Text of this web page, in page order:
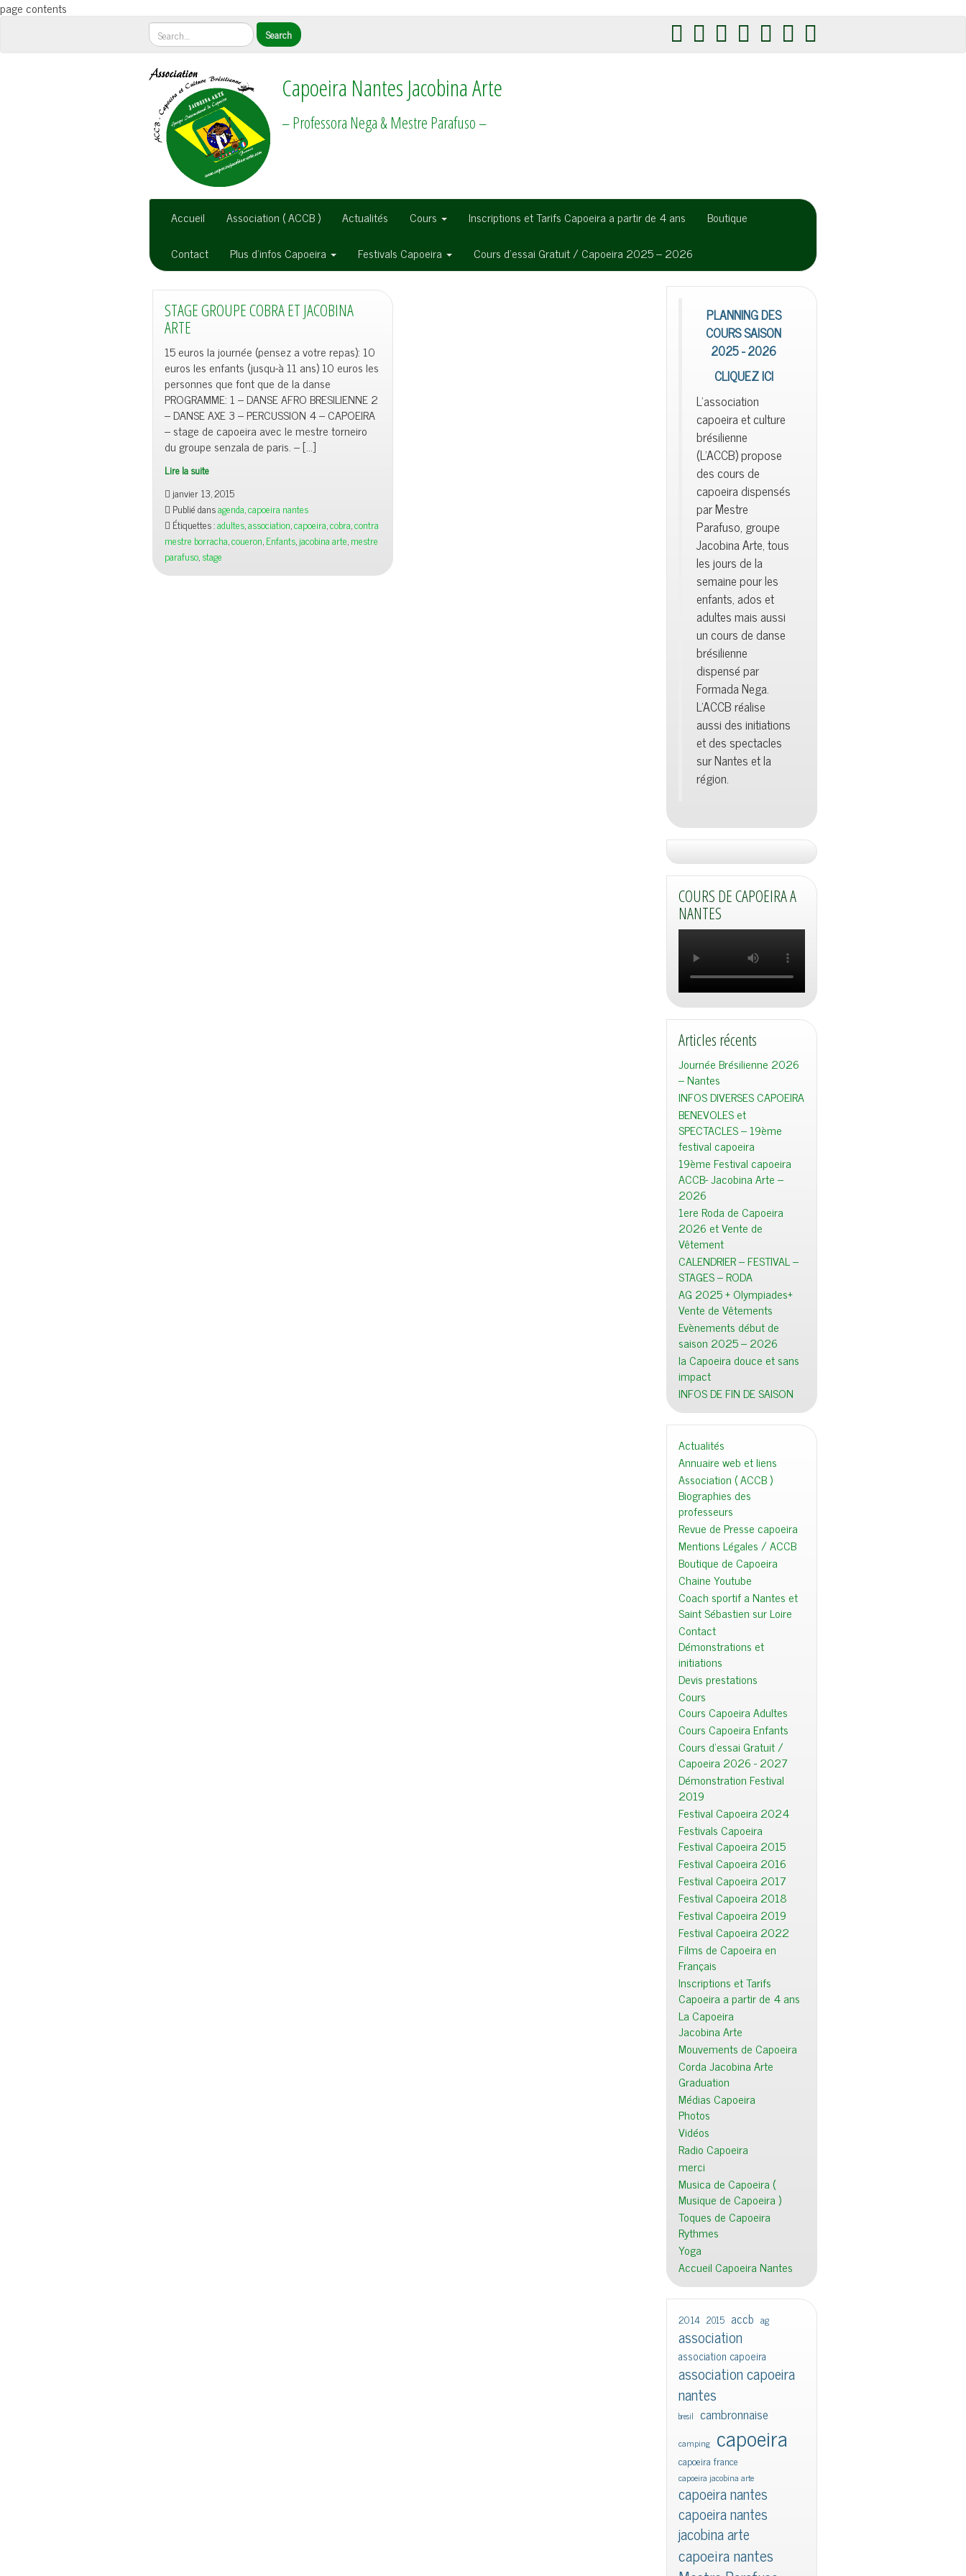
page contents
Capoeira Nantes Jacobina Arte
– Professora Nega & Mestre Parafuso –
Accueil Association ( ACCB ) Actualités Cours Inscriptions et Tarifs Capoeira a partir de 4 ans
Boutique
Contact
Plus d’infos Capoeira Festivals Capoeira Cours d’essai Gratuit / Capoeira 2025 – 2026
STAGE GROUPE COBRA ET JACOBINA
ARTE
15 euros la journée (pensez a votre repas): 10
euros les enfants (jusqu-à 11 ans) 10 euros les
personnes que font que de la danse
PROGRAMME: 1 – DANSE AFRO BRESILIENNE 2
– DANSE AXE 3 – PERCUSSION 4 – CAPOEIRA
– stage de capoeira avec le mestre torneiro
du groupe senzala de paris. – […]
Lire la suite
janvier 13, 2015
Publié dansagenda,capoeira nantes
Étiquettes :adultes,association,capoeira,cobra,contra
mestre borracha,coueron,Enfants,jacobina arte,mestre
parafuso,stage
PLANNING DES
COURS SAISON
2025 - 2026
CLIQUEZ ICI
L'association
capoeira et culture
brésilienne
(L'ACCB) propose
des cours de
capoeira dispensés
par Mestre
Parafuso, groupe
Jacobina Arte, tous
les jours de la
semaine pour les
enfants, ados et
adultes mais aussi
un cours de danse
brésilienne
dispensé par
Formada Nega.
L'ACCB réalise
aussi des initiations
et des spectacles
sur Nantes et la
région.
COURS DE CAPOEIRA A
NANTES
Articles récents
Journée Brésilienne 2026
– Nantes
INFOS DIVERSES CAPOEIRA
BENEVOLES et
SPECTACLES – 19ème
festival capoeira
19ème Festival capoeira
ACCB- Jacobina Arte –
2026
1ere Roda de Capoeira
2026 et Vente de
Vêtement
CALENDRIER – FESTIVAL –
STAGES – RODA
AG 2025 + Olympiades+
Vente de Vêtements
Evènements début de
saison 2025 – 2026
la Capoeira douce et sans
impact
INFOS DE FIN DE SAISON
Actualités
Annuaire web et liens
Association ( ACCB )
Biographies des
professeurs
Revue de Presse capoeira
Mentions Légales / ACCB
Boutique de Capoeira
Chaine Youtube
Coach sportif a Nantes et
Saint Sébastien sur Loire
Contact
Démonstrations et
initiations
Devis prestations
Cours
Cours Capoeira Adultes
Cours Capoeira Enfants
Cours d'essai Gratuit /
Capoeira 2026 - 2027
Démonstration Festival
2019
Festival Capoeira 2024
Festivals Capoeira
Festival Capoeira 2015
Festival Capoeira 2016
Festival Capoeira 2017
Festival Capoeira 2018
Festival Capoeira 2019
Festival Capoeira 2022
Films de Capoeira en
Français
Inscriptions et Tarifs
Capoeira a partir de 4 ans
La Capoeira
Jacobina Arte
Mouvements de Capoeira
Corda Jacobina Arte
Graduation
Médias Capoeira
Photos
Vidéos
Radio Capoeira
merci
Musica de Capoeira (
Musique de Capoeira )
Toques de Capoeira
Rythmes
Yoga
Accueil Capoeira Nantes
2014 2015 accb ag
association
association capoeira
association capoeira
nantes
bresil cambronnaise
camping capoeira
capoeira france
capoeira jacobina arte
capoeira nantes
capoeira nantes
jacobina arte
capoeira nantes